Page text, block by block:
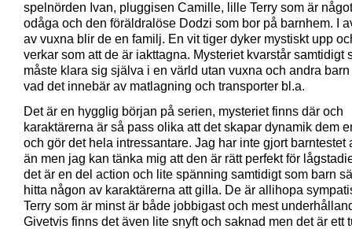
spelnörden Ivan, pluggisen Camille, lille Terry som är
odåga och den föräldralöse Dodzi som bor på barnhem. I
av vuxna blir de en familj. En vit tiger dyker mystiskt upp
verkar som att de är iakttagna. Mysteriet kvarstår samtidigt
måste klara sig själva i en värld utan vuxna och andra
vad det innebär av matlagning och transporter bl.a.
Det är en hygglig början på serien, mysteriet finns där och
karaktärerna är så pass olika att det skapar dynamik dem
och gör det hela intressantare. Jag har inte gjort barntestet
än men jag kan tänka mig att den är rätt perfekt för
det är en del action och lite spänning samtidigt som barn
hitta någon av karaktärerna att gilla. De är allihopa
Terry som är minst är både jobbigast och mest
Givetvis finns det även lite snyft och saknad men det är ett